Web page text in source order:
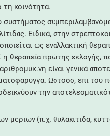
θεραπευτικές ενδείξεις
νόσους, συμπτώματα και
Γνωρίζατε ότι...
Μοιραζόμαστε μαζί σας
σήμερα
τη κοινότητα.
συστήματος
Ειδικά, στην
ως εναλλακτική
θεραπεία πρώτης εκλογής,
είναι γενικά
Ωστόσο, επί του
την
μορίων (π.χ. θυλακίτιδα,